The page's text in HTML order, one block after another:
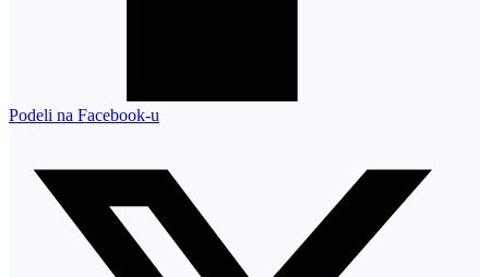
Podeli na Facebook-u